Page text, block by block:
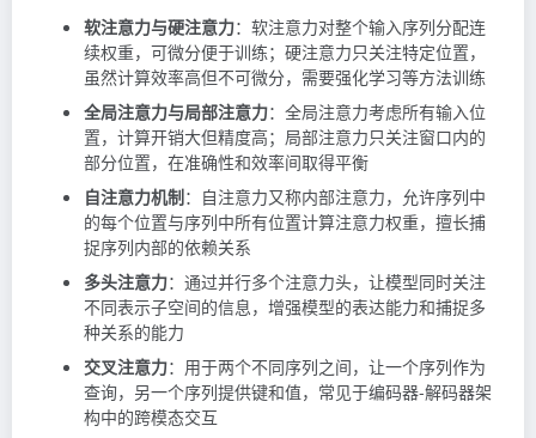
软注意力与硬注意力：软注意力对整个输入序列分配连
续权重，可微分便于训练；硬注意力只关注特定位置，
虽然计算效率高但不可微分，需要强化学习等方法训练
全局注意力与局部注意力：全局注意力考虑所有输入位
置，计算开销大但精度高；局部注意力只关注窗口内的
部分位置，在准确性和效率间取得平衡
自注意力机制：自注意力又称内部注意力，允许序列中
的每个位置与序列中所有位置计算注意力权重，擅长捕
捉序列内部的依赖关系
多头注意力：通过并行多个注意力头，让模型同时关注
不同表示子空间的信息，增强模型的表达能力和捕捉多
种关系的能力
交叉注意力：用于两个不同序列之间，让一个序列作为
查询，另一个序列提供键和值，常见于编码器-解码器架
构中的跨模态交互